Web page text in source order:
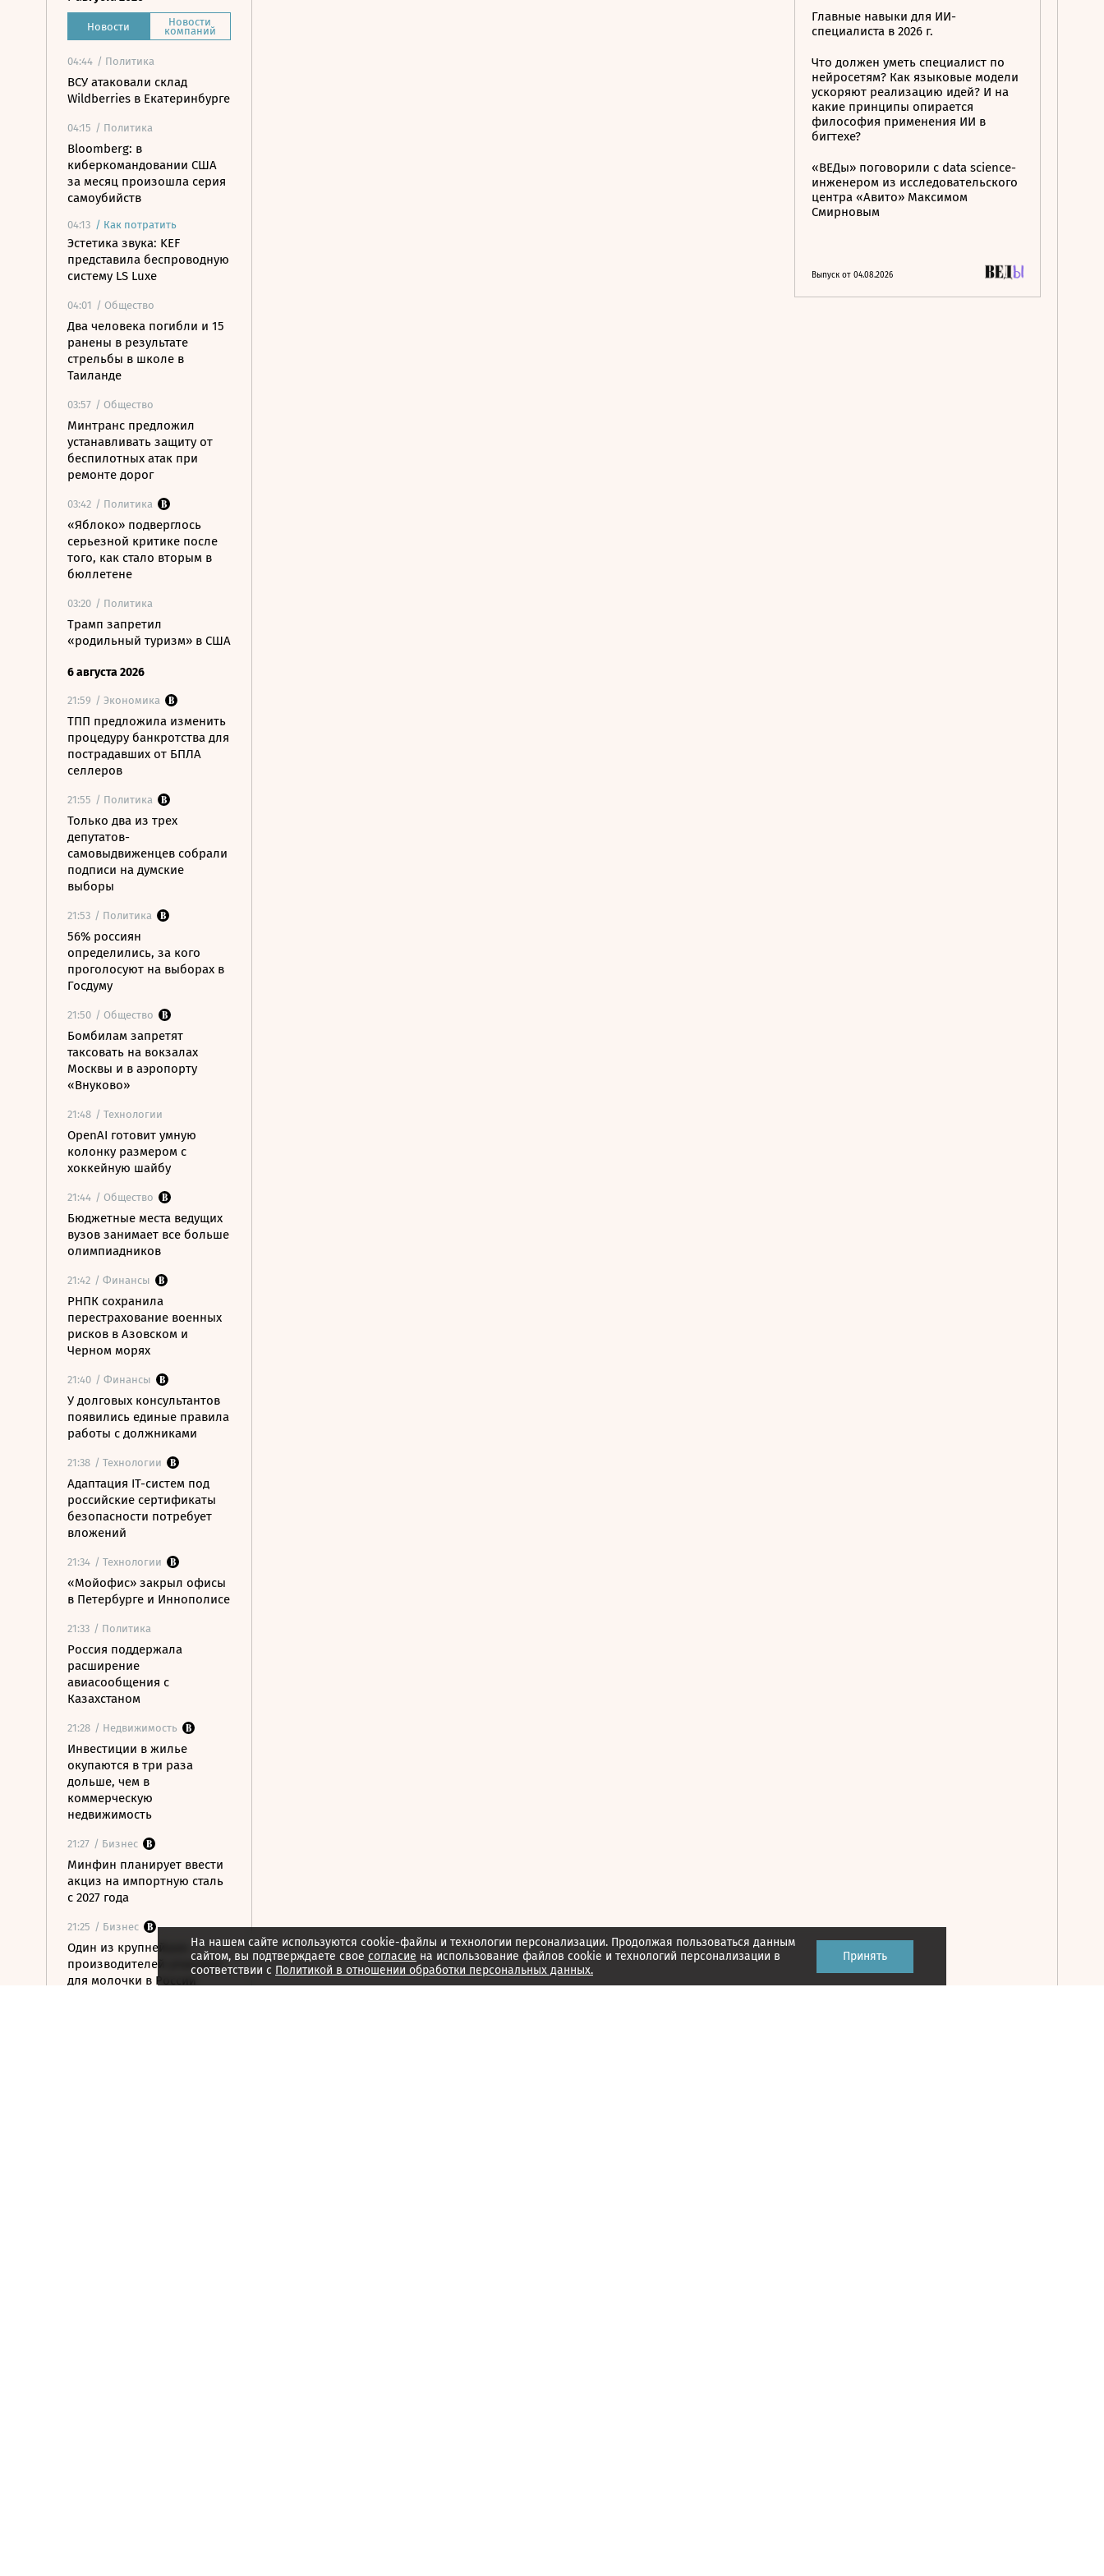
Новости Новости
компаний
04:44 / Политика
ВСУ атаковали склад
Wildberries в Екатеринбурге
04:15 / Политика
Bloomberg: в
киберкомандовании США
за месяц произошла серия
самоубийств
04:13 / Как потратить
Эстетика звука: KEF
представила беспроводную
систему LS Luxe
04:01 / Общество
Два человека погибли и 15
ранены в результате
стрельбы в школе в
Таиланде
03:57 / Общество
Минтранс предложил
устанавливать защиту от
беспилотных атак при
ремонте дорог
03:42 / Политика
«Яблоко» подверглось
серьезной критике после
того, как стало вторым в
бюллетене
03:20 / Политика
Трамп запретил
«родильный туризм» в США
6 августа 2026
21:59 / Экономика
ТПП предложила изменить
процедуру банкротства для
пострадавших от БПЛА
селлеров
21:55 / Политика
Только два из трех
депутатов-
самовыдвиженцев собрали
подписи на думские
выборы
21:53 / Политика
56% россиян
определились, за кого
проголосуют на выборах в
Госдуму
21:50 / Общество
Бомбилам запретят
таксовать на вокзалах
Москвы и в аэропорту
«Внуково»
21:48 / Технологии
OpenAI готовит умную
колонку размером с
хоккейную шайбу
21:44 / Общество
Бюджетные места ведущих
вузов занимает все больше
олимпиадников
21:42 / Финансы
РНПК сохранила
перестрахование военных
рисков в Азовском и
Черном морях
21:40 / Финансы
У долговых консультантов
появились единые правила
работы с должниками
21:38 / Технологии
Адаптация IT-систем под
российские сертификаты
безопасности потребует
вложений
21:34 / Технологии
«Мойофис» закрыл офисы
в Петербурге и Иннополисе
21:33 / Политика
Россия поддержала
расширение
авиасообщения с
Казахстаном
21:28 / Недвижимость
Инвестиции в жилье
окупаются в три раза
дольше, чем в
коммерческую
недвижимость
21:27 / Бизнес
Минфин планирует ввести
акциз на импортную сталь
с 2027 года
21:25 / Бизнес
Один из крупнейших
производителей упаковки
для молочки в России
Главные навыки для ИИ-
специалиста в 2026 г.
Что должен уметь специалист по
нейросетям? Как языковые модели
ускоряют реализацию идей? И на
какие принципы опирается
философия применения ИИ в
бигтехе?
«ВЕДы» поговорили с data science-
инженером из исследовательского
центра «Авито» Максимом
Смирновым
Выпуск от 04.08.2026
На нашем сайте используются cookie-файлы и технологии персонализации. Продолжая пользоваться данным
сайтом, вы подтверждаете свое согласие на использование файлов cookie и технологий персонализации в
соответствии с Политикой в отношении обработки персональных данных.
Принять